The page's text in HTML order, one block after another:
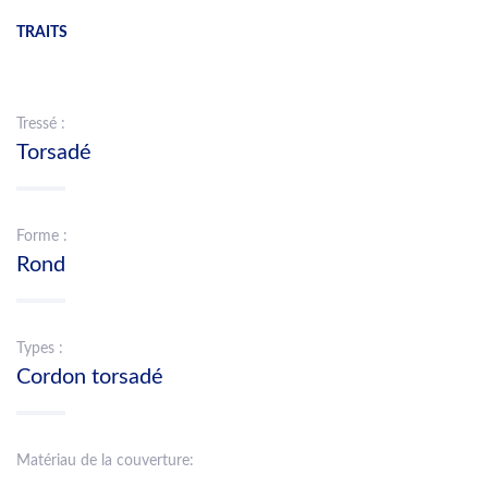
TRAITS
Tressé :
Torsadé
Forme :
Rond
Types :
Cordon torsadé
Matériau de la couverture: